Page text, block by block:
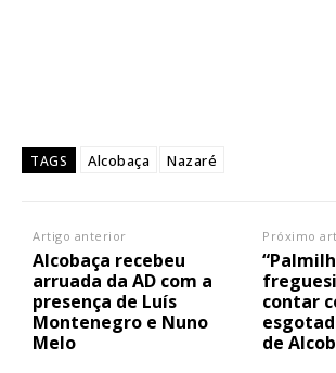
TAGS Alcobaça Nazaré
Artigo anterior
Alcobaça recebeu
arruada da AD com a
presença de Luís
Montenegro e Nuno
Melo
Próximo
contar
de